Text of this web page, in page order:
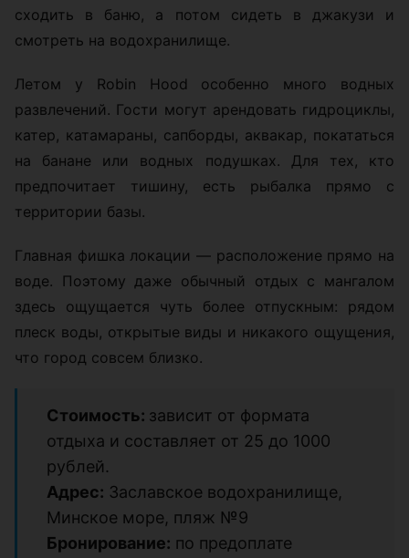
сходить в баню, а потом сидеть в джакузи и
смотреть на водохранилище.
Летом у Robin Hood особенно много водных
развлечений. Гости могут арендовать гидроциклы,
катер, катамараны, сапборды, аквакар, покататься
на банане или водных подушках. Для тех, кто
предпочитает тишину, есть рыбалка прямо с
территории базы.
Главная фишка локации — расположение прямо на
воде. Поэтому даже обычный отдых с мангалом
здесь ощущается чуть более отпускным: рядом
плеск воды, открытые виды и никакого ощущения,
что город совсем близко.
Стоимость: зависит от формата
отдыха и составляет от 25 до 1000
рублей.
Адрес: Заславское водохранилище,
Минское море, пляж №9
Бронирование: по предоплате